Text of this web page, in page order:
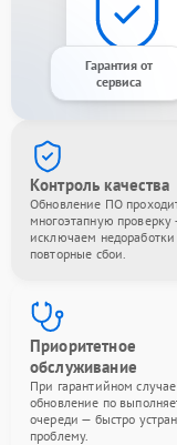
Гарантия от
сервиса
Контроль качества
Обновление ПО
многоэтапную проверку
исключаем недоработки
повторные сбои.
Приоритетное
обслуживание
При гарантийном случае
обновление по
очереди — быстро
проблему.